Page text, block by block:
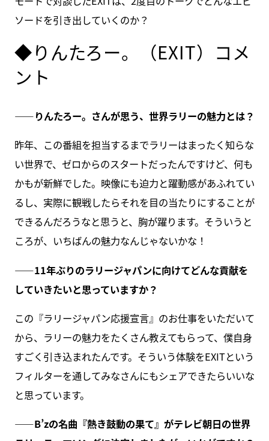
ソードを引き出していくのか？
◆りんたろー。（EXIT）コメ
ント
――りんたろー。さんが思う、世界ラリーの魅力とは？
昨年、この番組を担当するまでラリーはまったく知らな
い世界で、ゼロからのスタートだったんですけど、何も
かもが新鮮でした。映像にも迫力と躍動感があふれてい
るし、実際に観戦したらそれを目の当たりにすることが
できるんだろうなと思うと、胸が躍ります。そういうと
ころが、いちばんの魅力なんじゃないかな！
――11年ぶりのラリージャパンに向けてどんな貢献を
していきたいと思っていますか？
この『ラリージャパン応援宣言』のお仕事をいただいて
から、ラリーの魅力をたくさん教えてもらって、僕自身
すごく引き込まれたんです。そういう体験をEXITという
フィルターを通してみなさんにもシェアできたらいいな
と思っています。
――B’zの名曲『熱き鼓動の果て』がテレビ朝日の世界